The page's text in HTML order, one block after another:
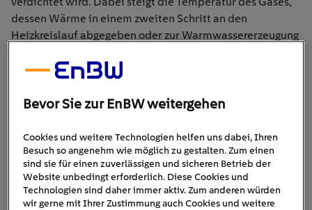
dessen Wärme in einem zweiten Schritt an den
Heizkreislauf abgegeben oder zur Warmwassererzeugung
Bevor Sie zur EnBW weitergehen
Cookies und weitere Technologien helfen uns dabei, Ihren
Besuch so angenehm wie möglich zu gestalten. Zum einen
sind sie für einen zuverlässigen und sicheren Betrieb der
Website unbedingt erforderlich. Diese Cookies und
Technologien sind daher immer aktiv. Zum anderen würden
wir gerne mit Ihrer Zustimmung auch Cookies und weitere